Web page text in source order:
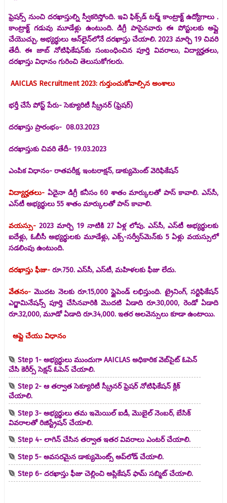
ఫ్రెషర్స్ నుంచి దరఖాస్తుల్ని స్వీకరిస్తోంది. ఇవి ఫిక్స్‌డ్ టర్మ్ కాంట్రాక్ట్ ఉద్యోగాలు .
కాంట్రాక్ట్ గడువు మూడేళ్లు ఉంటుంది. డిగ్రీ పాసైనవారు ఈ పోస్టులకు అప్లై
చేయొచ్చు. అభ్యర్థులు ఆన్‌లైన్‌లోనే దరఖాస్తు చేయాలి. 2023 మార్చి 19 చివరి
తేదీ. ఈ జాబ్ నోటిఫికేషన్‍కు సంబంధించిన పూర్తి వివరాలు, విద్యార్హతలు,
దరఖాస్తు విధానం గురించి తెలుసుకోగలరు.
AAICLAS Recruitment 2023: గుర్తుంచుకోవాల్సిన అంశాలు
భర్తీ చేసే పోస్ట్ పేరు- సెక్యూరిటీ స్క్రీనర్ (ఫ్రెషర్)
దరఖాస్తు ప్రారంభం- 08.03.2023
దరఖాస్తుకు చివరి తేదీ- 19.03.2023
ఎంపిక విధానం- రాతపరీక్ష, ఇంటరాక్షన్, డాక్యుమెంట్ వెరిఫికేషన్
విద్యార్హతలు- ఏదైనా డిగ్రీ కనీసం 60 శాతం మార్కులతో పాస్ కావాలి. ఎస్‌సీ,
ఎస్‌టీ అభ్యర్థులు 55 శాతం మార్కులతో పాస్ కావాలి.
వయస్సు- 2023 మార్చి 19 నాటికి 27 ఏళ్ల లోపు. ఎస్‌సీ, ఎస్‌టీ అభ్యర్థులకు
ఐదేళ్లు, ఓబీసీ అభ్యర్థులకు మూడేళ్లు, ఎక్స్-సర్వీస్‌మెన్‌కు 5 ఏళ్లు వయస్సులో
సడలింపు ఉంటుంది.
దరఖాస్తు ఫీజు- రూ.750. ఎస్‌సీ, ఎస్‌టీ, మహిళలకు ఫీజు లేదు.
వేతనం-మొదట నెలకు రూ.15,000 స్టైపెండ్ లభిస్తుంది. ట్రైనింగ్, సర్టిఫికేషన్
ఎగ్జామినేషన్స్ పూర్తి చేసినవారికి మొదటి ఏడాది రూ.30,000, రెండో ఏడాది
రూ.32,000, మూడో ఏడాది రూ.34,000. ఇతర అలవెన్సులు కూడా ఉంటాయి.
అప్లై చేయు విధానం
Step 1- అభ్యర్థులు ముందుగా AAICLAS అధికారిక వెబ్‌సైట్ ఓపెన్
చేసి కెరీర్స్ సెక్షన్ ఓపెన్ చేయాలి.
Step 2- ఆ తర్వాత సెక్యూరిటీ స్క్రీనర్ ఫ్రెషర్ నోటిఫికేషన్ క్లిక్
చేయాలి.
Step 3- అభ్యర్థులు తమ ఇమెయిల్ ఐడీ, మొబైల్ నెంబర్‌, బేసిక్
వివరాలతో రిజిస్ట్రేషన్ చేయాలి.
Step 4- లాగిన్ చేసిన తర్వాత ఇతర వివరాలు ఎంటర్ చేయాలి.
Step 5- అవసరమైన డాక్యుమెంట్స్ అప్‌లోడ్ చేయాలి.
Step 6- దరఖాస్తు ఫీజు చెల్లించి అప్లికేషన్ ఫామ్ సబ్మిట్ చేయాలి.